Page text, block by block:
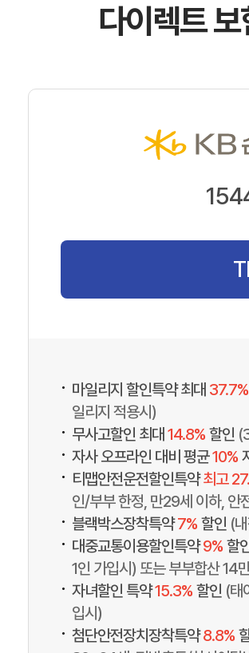
다이렉트
• 마일리지 할인특약 최대 37.7%
일리지 적용시)
• 무사고할인 최대 14.8% 할인
• 자사 오프라인 대비 평균10%
• 티맵안전운전할인특약최고
인/부부 한정, 만29세 이하, 안
• 블랙박스장착특약7% 할인 (
• 대중교통이용할인특약9% 할
1인 가입시) 또는 부부합산 14
• 자녀할인 특약15.3% 할인 (태
입시)
• 첨단안전장치장착특약8.8%